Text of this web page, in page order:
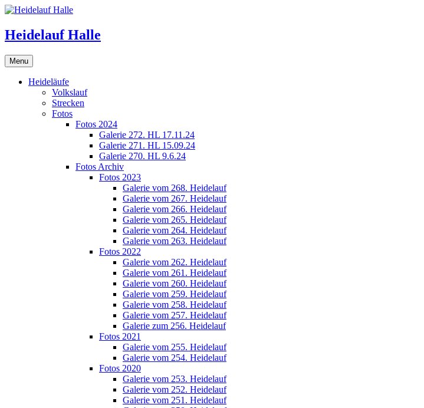
Skip
content
Heidelauf Halle
Menu
Heideläufe
Volkslauf
Strecken
Fotos
Fotos 2024
Galerie 272. HL 17.11.24
Galerie 271. HL 15.09.24
Galerie 270. HL 9.6.24
Fotos Archiv
Fotos 2023
Galerie vom 268. Heidelauf
Galerie vom 267. Heidelauf
Galerie vom 266. Heidelauf
Galerie vom 265. Heidelauf
Galerie vom 264. Heidelauf
Galerie vom 263. Heidelauf
Fotos 2022
Galerie vom 262. Heidelauf
Galerie vom 261. Heidelauf
Galerie vom 260. Heidelauf
Galerie vom 259. Heidelauf
Galerie vom 258. Heidelauf
Galerie vom 257. Heidelauf
Galerie zum 256. Heidelauf
Fotos 2021
Galerie vom 255. Heidelauf
Galerie vom 254. Heidelauf
Fotos 2020
Galerie vom 253. Heidelauf
Galerie vom 252. Heidelauf
Galerie vom 251. Heidelauf